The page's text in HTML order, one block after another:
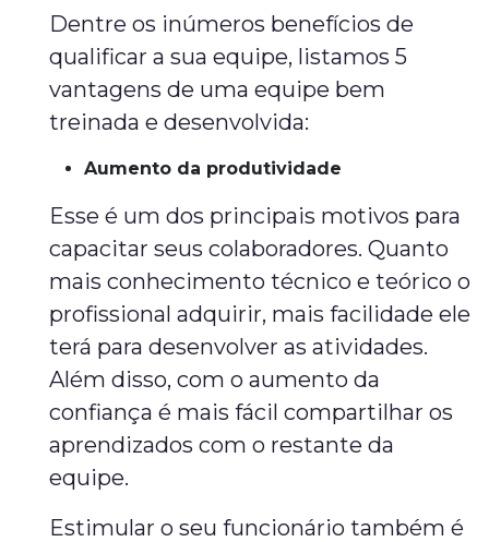
Dentre os inúmeros benefícios de
qualificar a sua equipe, listamos 5
vantagens de uma equipe bem
treinada e desenvolvida:
Aumento da produtividade
Esse é um dos principais motivos para
capacitar seus colaboradores. Quanto
mais conhecimento técnico e teórico o
profissional adquirir, mais facilidade ele
terá para desenvolver as atividades.
Além disso, com o aumento da
confiança é mais fácil compartilhar os
aprendizados com o restante da
equipe.
Estimular o seu funcionário também é